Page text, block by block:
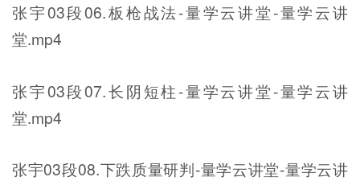
张宇03段06.板枪战法-量学云讲堂-量学云讲
堂.mp4
张宇03段07.长阴短柱-量学云讲堂-量学云讲
堂.mp4
张宇03段08.下跌质量研判-量学云讲堂-量学云讲